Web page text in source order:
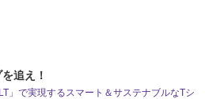
追え！
」で実現するスマート＆サステナブルなTシ